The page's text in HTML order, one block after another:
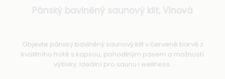
Pánský bavlněný saunový kilt, Vínová
Objevte pánský bavlněný saunový kilt v červené barvě z
kvalitního froté s kapsou, pohodlným pasem a možností
výšivky. Ideální pro saunu i wellness.